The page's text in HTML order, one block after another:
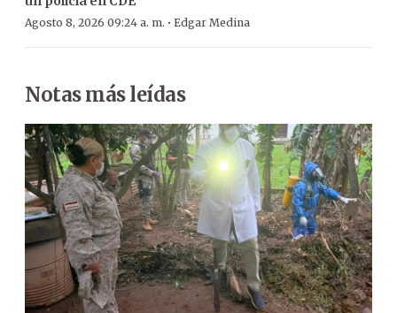
Agosto 8, 2026 09:24 a. m. · Edgar Medina
Notas más leídas